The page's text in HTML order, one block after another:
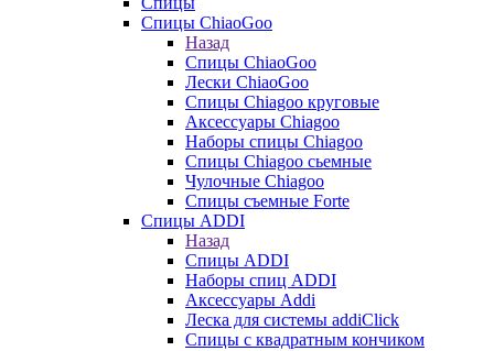
Спицы ChiaoGoo
Назад
Спицы ChiaoGoo
Лески ChiaoGoo
Cпицы Сhiagoo круговые
Аксессуары Chiagoo
Наборы спицы Chiagoo
Спицы Chiagoo сьемные
Чулочные Chiagoo
Спицы съемные Forte
Спицы ADDI
Назад
Спицы ADDI
Наборы спиц ADDI
Аксессуары Addi
Леска для системы addiClick
Спицы с квадратным кончиком